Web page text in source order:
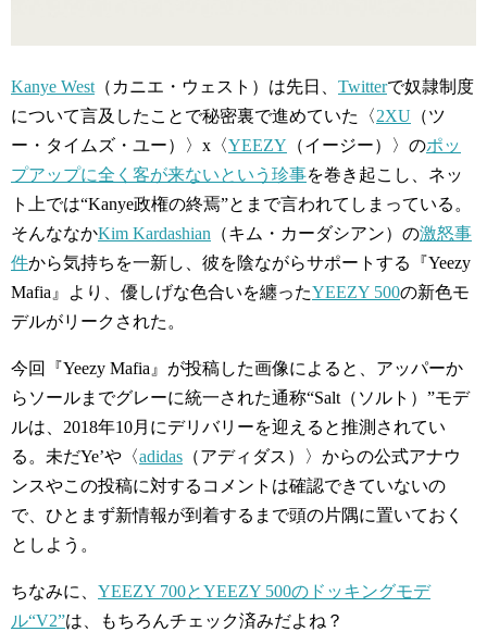
Kanye West （カニエ・ウェスト）は先日、 Twitterで奴隷制度
について言及したことで秘密裏で進めていた〈2XU （ツ
ー・タイムズ・ユー）〉x〈YEEZY （イージー）〉のポッ
プアップに全く客が来ないという珍事を巻き起こし、ネッ
ト上では“Kanye政権の終焉”とまで言われてしまっている。
そんななかKim Kardashian （キム・カーダシアン）の激怒事
件から気持ちを一新し、彼を陰ながらサポートする『Yeezy
Mafia』より、優しげな色合いを纏ったYEEZY 500の新色モ
デルがリークされた。
今回『Yeezy Mafia』が投稿した画像によると、アッパーか
らソールまでグレーに統一された通称“Salt（ソルト）”モデ
ルは、2018年10月にデリバリーを迎えると推測されてい
る。未だYe’や〈adidas （アディダス）〉からの公式アナウ
ンスやこの投稿に対するコメントは確認できていないの
で、ひとまず新情報が到着するまで頭の片隅に置いておく
としよう。
ちなみに、 YEEZY 700とYEEZY 500のドッキングモデ
ル“V2”は、もちろんチェック済みだよね？